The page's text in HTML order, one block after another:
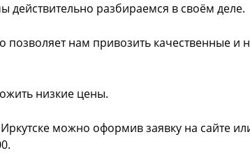
действительно разбираемся в своём деле.
нам привозить качественные и
низкие цены.
можно оформив заявку на сайте